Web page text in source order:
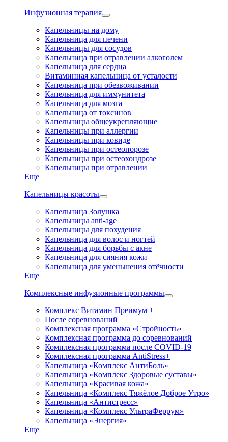
Инфузионная терапия
Капельницы на дому
Капельница для печени
Капельницы для сосудов
Капельница при отравлении алкоголем
Капельница для сердца
Витаминная капельница от усталости
Капельница при обезвоживании
Капельница для иммунитета
Капельница для мозга
Капельница от токсинов
Капельницы общеукрепляющие
Капельницы при аллергии
Капельницы при ковиде
Капельницы при остеопорозе
Капельницы при остеохондрозе
Капельницы при отравлении
Еще
Капельницы красоты
Капельница Золушка
Капельницы anti-age
Капельницы для похудения
Капельница для волос и ногтей
Капельница для борьбы с акне
Капельница для сияния кожи
Капельница для уменьшения отёчности
Еще
Комплексные инфузионные программы
Комплекс Витамин Преимум +
После соревнований
Комплексная программа «Стройность»
Комплексная программа до соревнований
Комплексная программа после COVID-19
Комплексная программа AntiStress+
Капельница «Комплекс АнтиБоль»
Капельница «Комплекс Здоровые суставы»
Капельница «Красивая кожа»
Капельница «Комплекс Тяжёлое Доброе Утро»
Капельница «Антистресс»
Капельница «Комплекс УльтраФеррум»
Капельница «Энергия»
Еще